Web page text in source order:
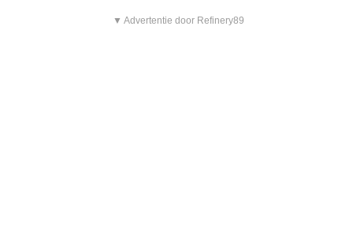
▼ Advertentie door Refinery89